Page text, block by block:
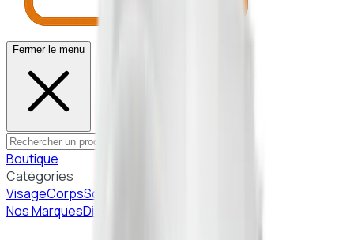
Fermer le menu
Boutique
Catégories
VisageCorpsSolaire
Nos MarquesDiagnostic peau